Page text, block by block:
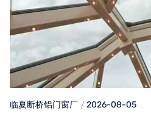
临夏断桥铝门窗厂 2026-08-05